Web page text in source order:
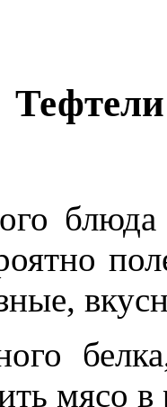
блюда
мясо в